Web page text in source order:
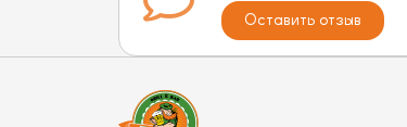
Оставить отзыв